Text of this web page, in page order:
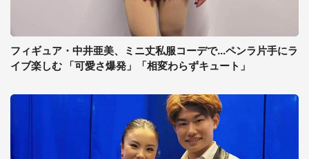
フィギュア・中井亜美、ミニ丈私服コーデで...ペンラ片手にラ
イブ楽しむ 「可愛さ爆発」「相変わらずキュート」